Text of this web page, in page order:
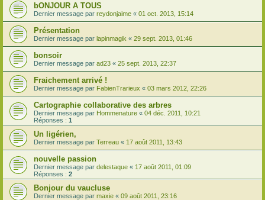
bONJOUR A TOUS
Dernier message par reydonjaime « 01 oct. 2013, 15:14
Présentation
Dernier message par lapinmagik « 29 sept. 2013, 01:46
bonsoir
Dernier message par ad23 « 25 sept. 2013, 22:37
Fraichement arrivé !
Dernier message par FabienTrarieux « 03 mars 2012, 22:26
Cartographie collaborative des arbres
Dernier message par Hommenature « 04 déc. 2011, 10:21
Réponses : 1
Un ligérien,
Dernier message par Terreau « 17 août 2011, 13:43
nouvelle passion
Dernier message par delestaque « 17 août 2011, 01:09
Réponses : 2
Bonjour du vaucluse
Dernier message par maxie « 09 août 2011, 23:16